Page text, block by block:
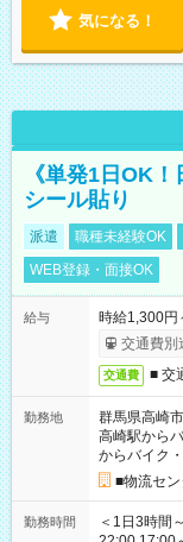
気になる！
《単発1日OK
シール貼り
派遣 職種未経験OK
WEB登録・面接OK
給与
時給1,300円
交通費別
交通費 ■ 交
勤務地
群馬県高崎市
高崎駅から
からバイク
■物流セ
勤務時間
＜1日3時間～OK！＞ ▼ 例えば…